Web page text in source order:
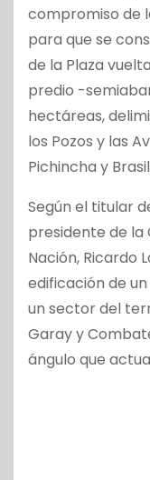
compromiso de
para que se
de la Plaza
predio -
hectáreas,
los Pozos y las
Pichincha y
Según el titular
presidente de la
Nación, Ricardo
edificación de
un sector del
Garay y
ángulo que